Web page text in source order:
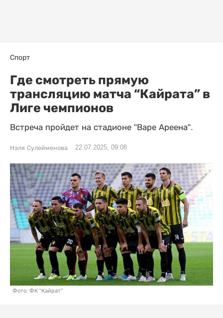
Спорт
Где смотреть прямую
трансляцию матча “Кайрата” в
Лиге чемпионов
Встреча пройдет на стадионе "Варе Ареена".
Нэля Сулейменова 22.07.2025, 09:08
Фото: ФК “Кайрат”